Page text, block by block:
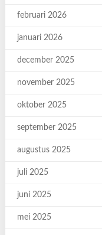
februari 2026
januari 2026
december 2025
november 2025
oktober 2025
september 2025
augustus 2025
juli 2025
juni 2025
mei 2025